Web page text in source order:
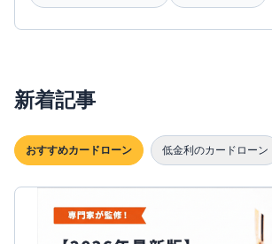
新着記事
おすすめカードローン 低金利のカードローン